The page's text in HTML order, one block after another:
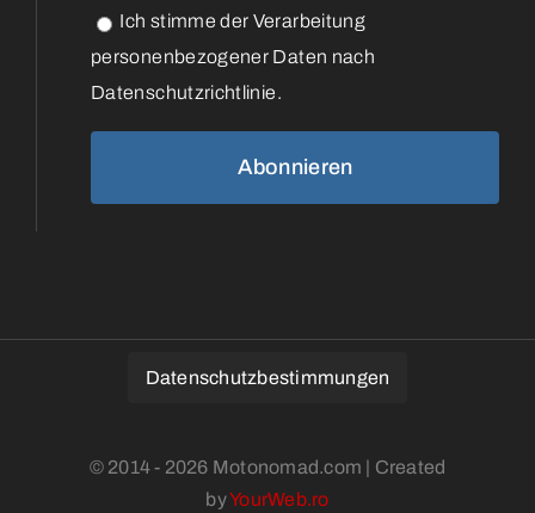
Ich stimme der Verarbeitung
personenbezogener Daten nach
Datenschutzrichtlinie.
Datenschutzbestimmungen
© 2014 - 2026 Motonomad.com | Created
byYourWeb.ro